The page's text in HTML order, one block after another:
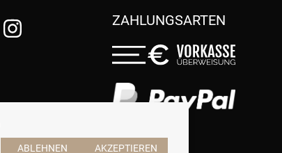
AKZEPTIEREN
ABLEHNEN
ZAHLUNGSARTEN